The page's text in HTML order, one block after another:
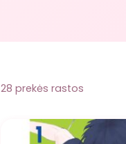
28 prekės rastos
NUOLAIDA